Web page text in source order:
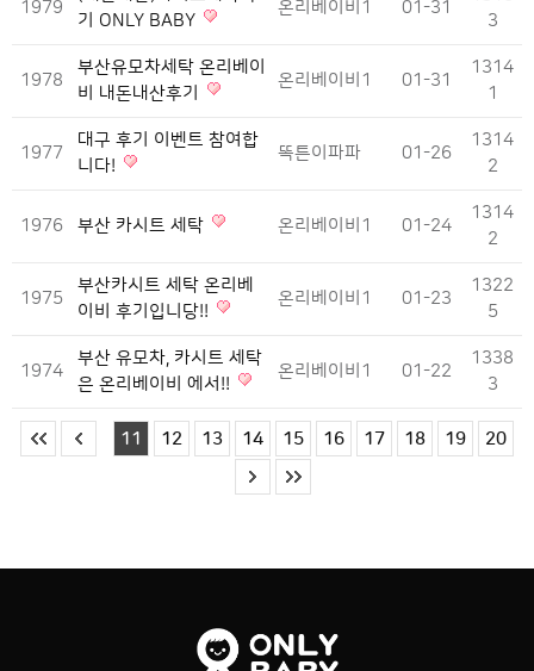
1979
기 ONLY BABY
온리베이비1 01-31
3
1978
부산유모차세탁 온리베이
비 내돈내산후기
온리베이비1 01-31
1314
1
1977
대구 후기 이벤트 참여합
니다!
똑튼이파파 01-26
1314
2
1976 부산 카시트 세탁 온리베이비1 01-24
1314
2
1975
부산카시트 세탁 온리베
이비 후기입니당!!
온리베이비1 01-23
1322
5
1974
부산 유모차, 카시트 세탁
은 온리베이비 에서!!
온리베이비1 01-22
1338
3
11 12 13 14 15 16 17 18 19 20